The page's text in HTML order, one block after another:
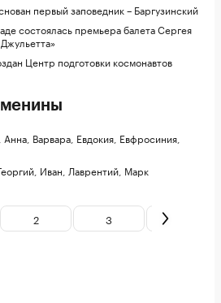
первый заповедник – Баргузинский
состоялась премьера балета Сергея
Центр подготовки космонавтов
Варвара, Евдокия, Евфросиния,
Иван, Лаврентий, Марк
2 3